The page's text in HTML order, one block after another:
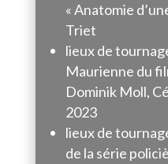
« Anatomie
Triet
lieux de
Maurienne du
Dominik Moll,
2023
lieux de
de la série